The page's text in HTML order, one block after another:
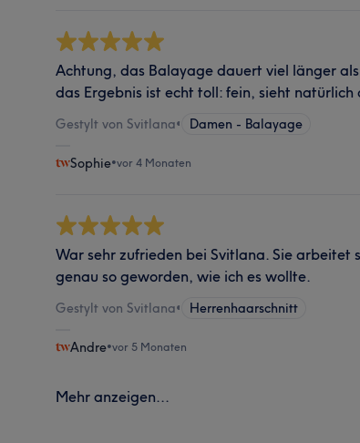
Achtung, das Balayage dauert viel länger
das Ergebnis ist echt toll: fein, sieht natürlich
Gestylt von Svitlana• Damen - Balayage
Sophie•vor 4 Monaten
War sehr zufrieden bei Svitlana. Sie arbeitet
genau so geworden, wie ich es wollte.
Gestylt von Svitlana• Herrenhaarschnitt
Andre•vor 5 Monaten
Mehr anzeigen...